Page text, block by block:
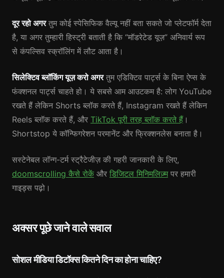
दूर रहो अगरतुम कोई स्पेसिफिक वैल्यू नहीं बता सकते जो प्लेटफॉर्म देता
है, या अगर तुम्हारी हिस्ट्री बताती है कि “मॉडरेटेड यूज़” अनिवार्य रूप
से कंपल्सिव स्क्रॉलिंग में लौट आता है।
सिलेक्टिव ब्लॉकिंग यूज़ करो अगरतुम एडिक्टिव पार्ट्स के बिना ऐप्स के
फंक्शनल पार्ट्स चाहते हो। ये सबसे आम आउटकम है: लोग YouTube
रखते हैं लेकिन Shorts ब्लॉक करते हैं, Instagram रखते हैं लेकिन
Reels ब्लॉक करते हैं, और TikTok पूरी तरह ब्लॉक करते हैं।
Shortstop ये कॉन्फिगरेशन परमानेंट और फ्रिक्शनलेस बनाता है।
सस्टेनेबल लॉन्ग-टर्म स्ट्रैटेजीज़ की गहरी जानकारी के लिए,
doomscrolling कैसे रोकें और डिजिटल मिनिमलिज़्मपर हमारी
गाइड्स पढ़ो।
अक्सर पूछे जाने वाले सवाल
सोशल मीडिया डिटॉक्स कितने दिन का होना चाहिए?